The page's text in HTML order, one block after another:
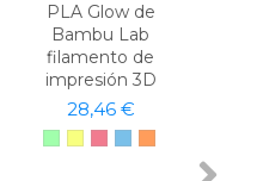
PLA Glow de
Bambu Lab
filamento de
impresión 3D
28,46 €